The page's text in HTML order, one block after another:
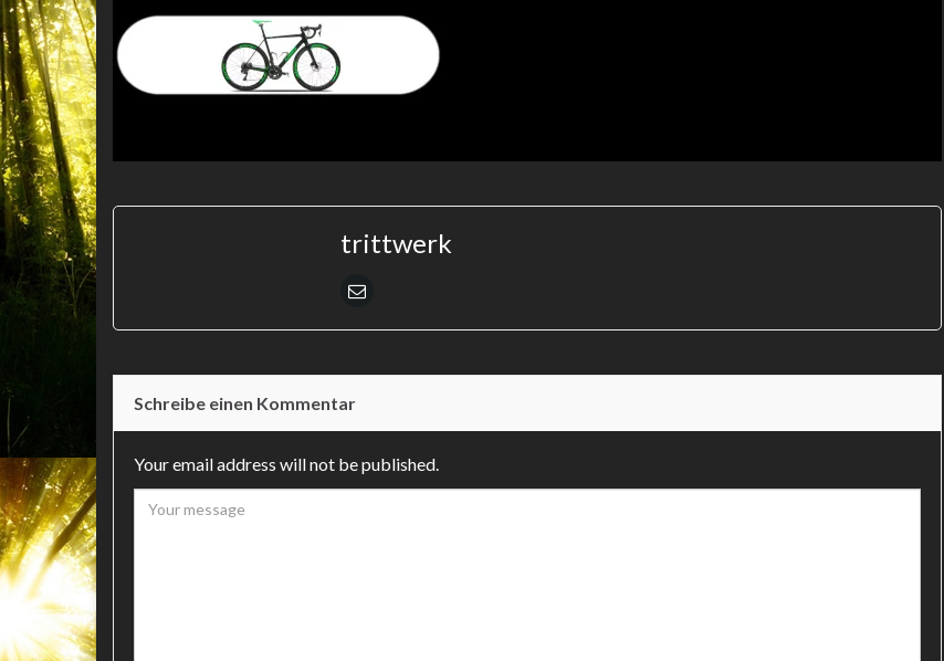
trittwerk
Schreibe einen Kommentar
Your email address will not be published.